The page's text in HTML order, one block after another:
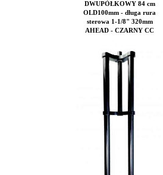
DWUPÓŁKOWY 84 cm
OLD100mm - długa rura
sterowa 1-1/8" 320mm
AHEAD - CZARNY CC